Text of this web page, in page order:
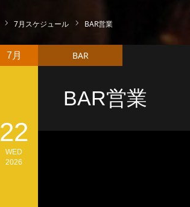
7月スケジュール BAR営業
BAR営業
7月
22
WED
2026
BAR